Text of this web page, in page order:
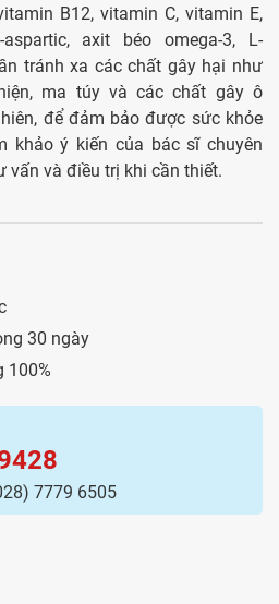
B12, vitamin C, vitamin E,
axit béo omega-3, L-
tránh xa các chất gây hại như
ma túy và các chất gây ô
để đảm bảo được sức khỏe
khảo ý kiến của bác sĩ chuyên
vấn và điều trị khi cần thiết.
30 ngày
100%
7779 6505